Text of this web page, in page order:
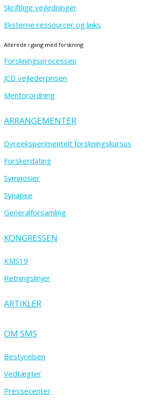
Skriftlige vejledninger
Eksterne ressourcer og links
Allerede i gang med forskning
Forskningsprocessen
JCD vejlederprisen
Mentorordning
ARRANGEMENTER
Dyreeksperimentelt forskningskursus
Forskerdating
Symposier
Synapse
Generalforsamling
KONGRESSEN
KMS19
Retningslinjer
ARTIKLER
OM SMS
Bestyrelsen
Vedtægter
Pressecenter